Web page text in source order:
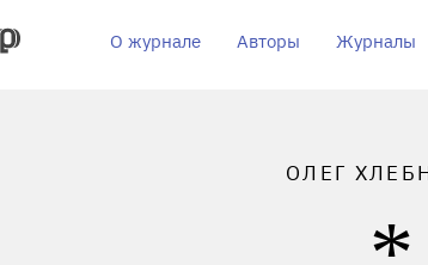
О журнале Авторы Журналы
ОЛЕГ